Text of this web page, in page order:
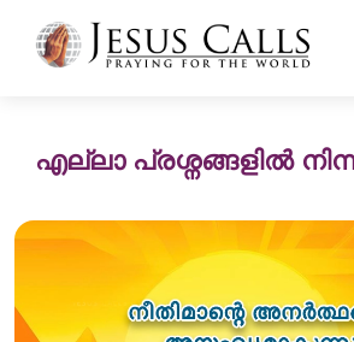
എല്ലാ പ്രശ്നങ്ങളിൽ